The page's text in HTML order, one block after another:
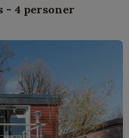
- 4 personer